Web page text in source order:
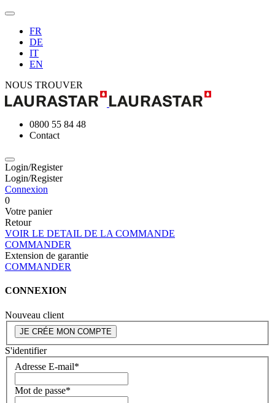
FR
DE
IT
EN
NOUS TROUVER
0800 55 84 48
Contact
Login/Register
Login/Register
Connexion
0
Votre panier
Retour
VOIR LE DETAIL DE LA COMMANDE
COMMANDER
Extension de garantie
COMMANDER
CONNEXION
Nouveau client
JE CRÉE MON COMPTE
S'identifier
Adresse E-mail*
Mot de passe*